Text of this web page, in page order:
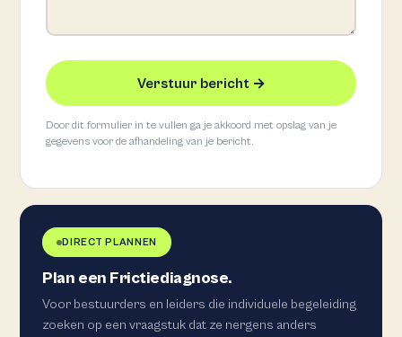
Verstuur bericht →
Door dit formulier in te vullen ga je akkoord met opslag van je
gegevens voor de afhandeling van je bericht.
DIRECT PLANNEN
Plan een Frictiediagnose.
Voor bestuurders en leiders die individuele begeleiding
zoeken op een vraagstuk dat ze nergens anders